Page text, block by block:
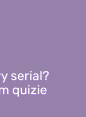
serial?
quizie